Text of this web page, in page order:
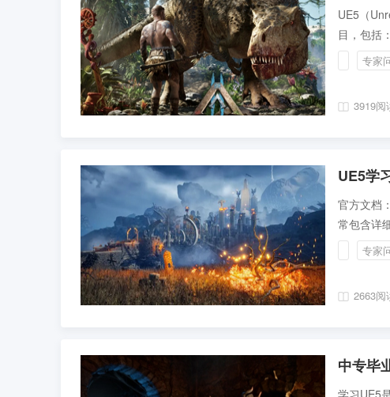
UE5（
目，包括：
专家
3919阅
UE5学
官方文档
常包含详
专家
2663阅
中专毕
学习UE5